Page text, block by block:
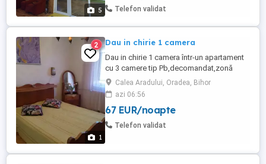
5
camere duble, o mansarda cu 4 paturi și 4
Telefon validat
1
2 Dau in chirie 1 camera
Dau in chirie 1 camera într-un apartament
cu 3 camere tip Pb,decomandat,zonă
liniștită în spate la biserica Emanuel,caut o
fata liniștită,preferabil eleva sau
studenta,preț 350 Ron pe luna.Rog
seriozitate,informații la Nr .
Calea Aradului, Oradea, Bihor
azi 06:56
67 EUR/noapte
Telefon validat